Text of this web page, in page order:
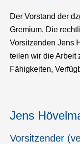
Der Vorstand der
Gremium. Die
Vorsitzenden Jens
teilen wir die Arbeit
Fähigkeiten,
Jens
Vorsitzender